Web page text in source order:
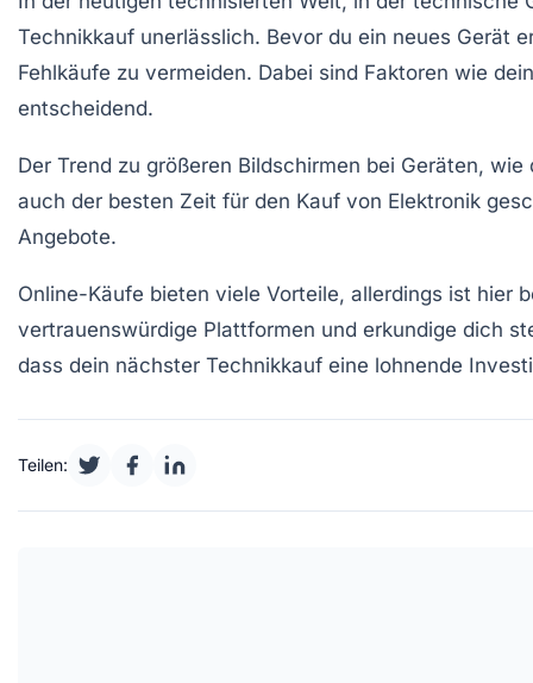
Technikkauf unerlässlich. Bevor du ein neues Gerät
Fehlkäufe zu vermeiden. Dabei sind Faktoren wie
entscheidend.
Der Trend zu größeren Bildschirmen bei Geräten,
auch der besten Zeit für den Kauf von Elektronik
Angebote.
Online-Käufe bieten viele Vorteile, allerdings ist hier
vertrauenswürdige Plattformen und erkundige dich
dass dein nächster Technikkauf eine lohnende
Teilen: